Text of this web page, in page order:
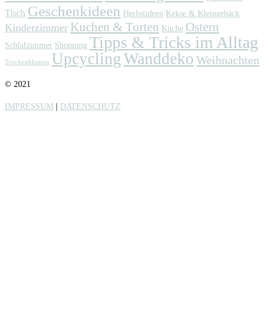
Tisch Geschenkideen Herbstideen Kekse & Kleingebäck
Kinderzimmer Kuchen & Torten Küche Ostern
Schlafzimmer Shopping Tipps & Tricks im Alltag
Trockenblumen UpcyclingWanddeko Weihnachten
© 2021
IMPRESSUM DATENSCHUTZ